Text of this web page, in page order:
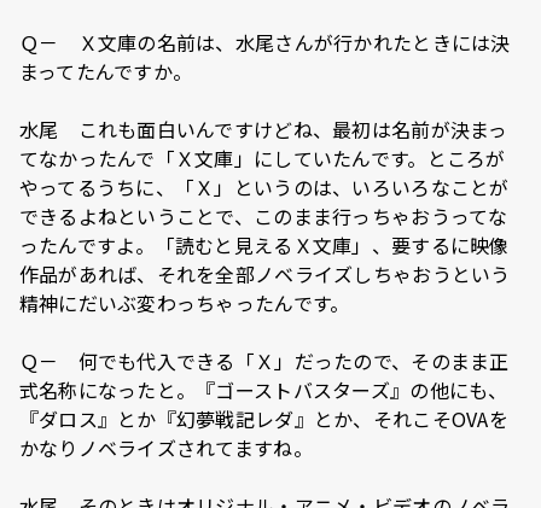
Ｑ－ Ｘ文庫の名前は、水尾さんが行かれたときには決
まってたんですか。
水尾 これも面白いんですけどね、最初は名前が決まっ
てなかったんで「Ｘ文庫」にしていたんです。ところが
やってるうちに、「Ｘ」というのは、いろいろなことが
できるよねということで、このまま行っちゃおうってな
ったんですよ。「読むと見えるＸ文庫」、要するに映像
作品があれば、それを全部ノベライズしちゃおうという
精神にだいぶ変わっちゃったんです。
Ｑ－ 何でも代入できる「Ｘ」だったので、そのまま正
式名称になったと。『ゴーストバスターズ』の他にも、
『ダロス』とか『幻夢戦記レダ』とか、それこそOVAを
かなりノベライズされてますね。